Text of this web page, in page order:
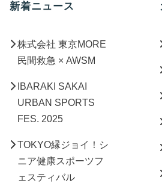
新着ニュース
株式会社 東京MORE
民間救急 × AWSM
IBARAKI SAKAI
URBAN SPORTS
FES. 2025
TOKYO縁ジョイ！シ
ニア健康スポーツフ
ェスティバル